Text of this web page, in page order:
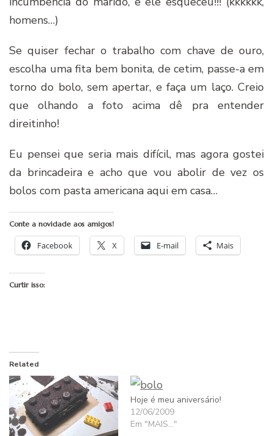
homens…)
Se quiser fechar o trabalho com chave de ouro,
escolha uma fita bem bonita, de cetim, passe-a em
torno do bolo, sem apertar, e faça um laço. Creio
que olhando a foto acima dê pra entender
direitinho!
Eu pensei que seria mais difícil, mas agora gostei
da brincadeira e acho que vou abolir de vez os
bolos com pasta americana aqui em casa…
Conte a novidade aos amigos!
Facebook X E-mail Mais
Curtir isso:
Related
Hoje é meu aniversário!
12/06/2009
Em "MAIS..."